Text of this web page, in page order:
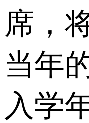
席，
当年
入学